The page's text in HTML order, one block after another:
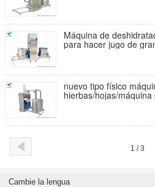
Máquina de
para hacer jugo de
nuevo tipo físico
hierbas/hojas/
1 / 3
Cambie la lengua